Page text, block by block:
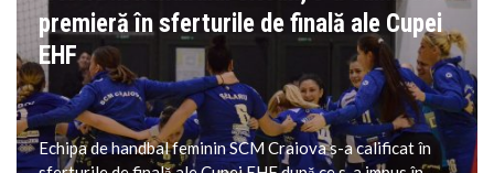
premieră în sferturile de finală ale Cupei
EHF
Echipa de handbal feminin SCM Craiova s-a calificat în